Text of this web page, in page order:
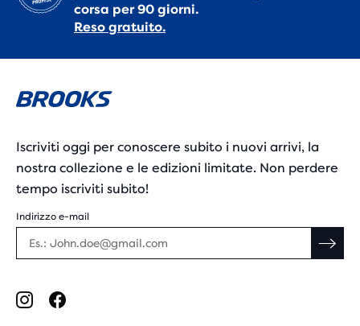
corsa per 90 giorni.
Reso gratuito.
Iscriviti oggi per conoscere subito i nuovi arrivi, la
nostra collezione e le edizioni limitate. Non perdere
tempo iscriviti subito!
Indirizzo e-mail